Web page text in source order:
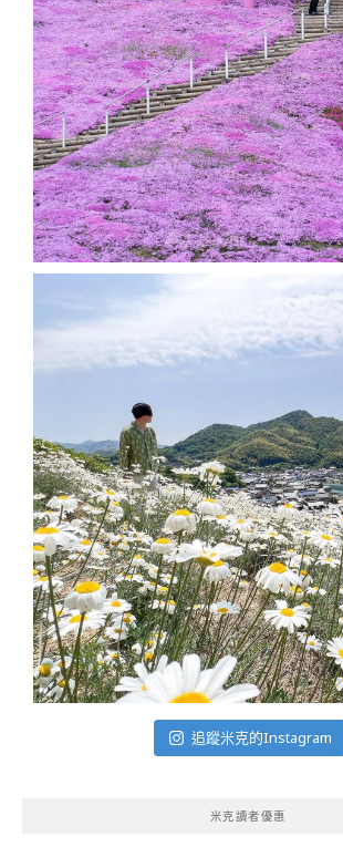
追蹤米克的Instagram
米克讀者優惠